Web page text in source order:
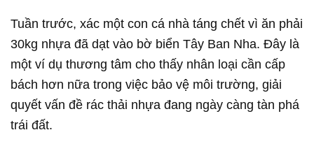
Tuần trước, xác một con cá nhà táng chết vì ăn phải
30kg nhựa đã dạt vào bờ biển Tây Ban Nha. Đây là
một ví dụ thương tâm cho thấy nhân loại cần cấp
bách hơn nữa trong việc bảo vệ môi trường, giải
quyết vấn đề rác thải nhựa đang ngày càng tàn phá
trái đất.